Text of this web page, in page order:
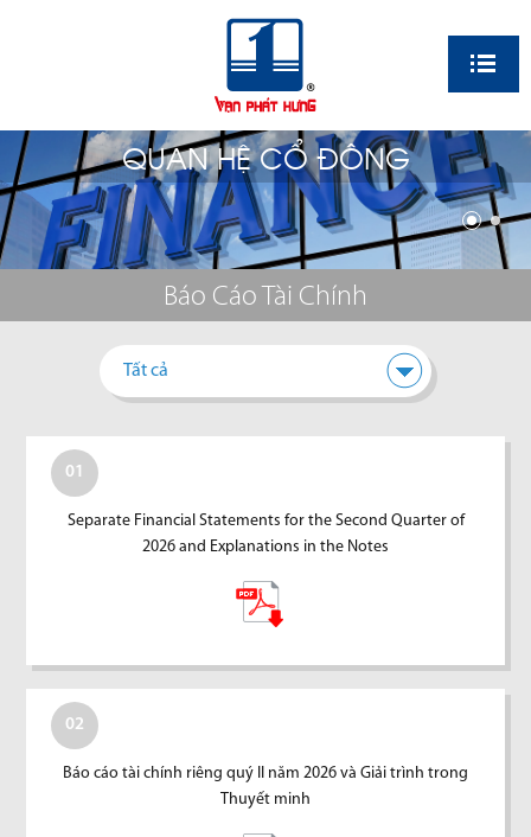
QUAN HỆ CỔ ĐÔNG
Báo Cáo Tài Chính
Tất cả
01
Separate Financial Statements for the Second Quarter of
2026 and Explanations in the Notes
02
Báo cáo tài chính riêng quý II năm 2026 và Giải trình trong
Thuyết minh